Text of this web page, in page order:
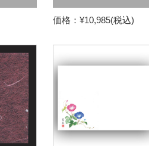
価格：¥10,985(税込)